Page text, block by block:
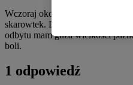
Wczoraj około dwóch godzin
skarowtek. Dzisiaj przy
odbytu mam guza wielkości
boli.
1 odpowiedź